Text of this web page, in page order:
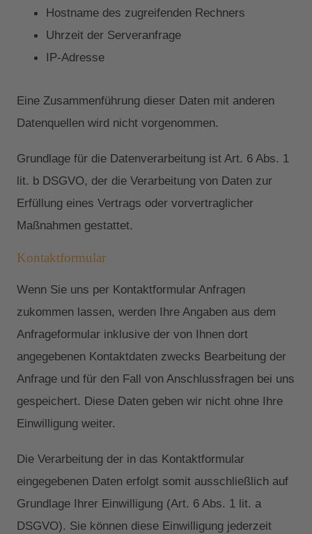
Hostname des zugreifenden Rechners
Uhrzeit der Serveranfrage
IP-Adresse
Eine Zusammenführung dieser Daten mit anderen
Datenquellen wird nicht vorgenommen.
Grundlage für die Datenverarbeitung ist Art. 6 Abs. 1
lit. b DSGVO, der die Verarbeitung von Daten zur
Erfüllung eines Vertrags oder vorvertraglicher
Maßnahmen gestattet.
Kontaktformular
Wenn Sie uns per Kontaktformular Anfragen
zukommen lassen, werden Ihre Angaben aus dem
Anfrageformular inklusive der von Ihnen dort
angegebenen Kontaktdaten zwecks Bearbeitung der
Anfrage und für den Fall von Anschlussfragen bei uns
gespeichert. Diese Daten geben wir nicht ohne Ihre
Einwilligung weiter.
Die Verarbeitung der in das Kontaktformular
eingegebenen Daten erfolgt somit ausschließlich auf
Grundlage Ihrer Einwilligung (Art. 6 Abs. 1 lit. a
DSGVO). Sie können diese Einwilligung jederzeit